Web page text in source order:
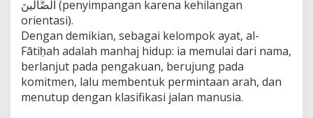
l
k
الضَّالِّينَ (penyimpangan karena kehilangan
orientasi).
Dengan demikian, sebagai kelompok ayat, al-
Fātiḥah adalah manhaj hidup: ia memulai dari nama,
berlanjut pada pengakuan, berujung pada
komitmen, lalu membentuk permintaan arah, dan
menutup dengan klasifikasi jalan manusia.